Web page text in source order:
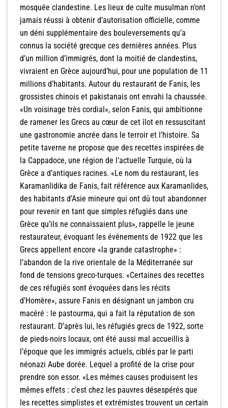
mosquée clandestine. Les lieux de culte musulman n’ont
jamais réussi à obtenir d’autorisation officielle, comme
un déni supplémentaire des bouleversements qu’a
connus la société grecque ces dernières années. Plus
d’un million d’immigrés, dont la moitié de clandestins,
vivraient en Grèce aujourd’hui, pour une population de 11
millions d’habitants. Autour du restaurant de Fanis, les
grossistes chinois et pakistanais ont envahi la chaussée.
«Un voisinage très cordial», selon Fanis, qui ambitionne
de ramener les Grecs au cœur de cet îlot en ressuscitant
une gastronomie ancrée dans le terroir et l’histoire. Sa
petite taverne ne propose que des recettes inspirées de
la Cappadoce, une région de l’actuelle Turquie, où la
Grèce a d’antiques racines. «Le nom du restaurant, les
Karamanlidika de Fanis, fait référence aux Karamanlides,
des habitants d’Asie mineure qui ont dû tout abandonner
pour revenir en tant que simples réfugiés dans une
Grèce qu’ils ne connaissaient plus», rappelle le jeune
restaurateur, évoquant les événements de 1922 que les
Grecs appellent encore «la grande catastrophe» :
l’abandon de la rive orientale de la Méditerranée sur
fond de tensions greco-turques. «Certaines des recettes
de ces réfugiés sont évoquées dans les récits
d’Homère», assure Fanis en désignant un jambon cru
macéré : le pastourma, qui a fait la réputation de son
restaurant. D’après lui, les réfugiés grecs de 1922, sorte
de pieds-noirs locaux, ont été aussi mal accueillis à
l’époque que les immigrés actuels, ciblés par le parti
néonazi Aube dorée. Lequel a profité de la crise pour
prendre son essor. «Les mêmes causes produisent les
mêmes effets : c’est chez les pauvres désespérés que
les recettes simplistes et extrémistes trouvent un certain